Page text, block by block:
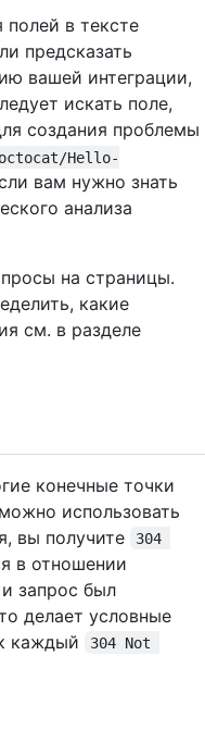
в тексте
предсказать
вашей интеграции,
искать поле,
создания проблемы
Hello-
вам нужно знать
анализа
на страницы.
какие
см. в разделе
конечные точки
использовать
вы получите
304
в отношении
запрос был
делает условные
каждый
304 Not